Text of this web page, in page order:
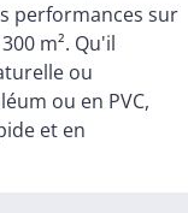
performances sur
m². Qu'il
ou
ou en PVC,
et en
son poids
utilisation
escaliers